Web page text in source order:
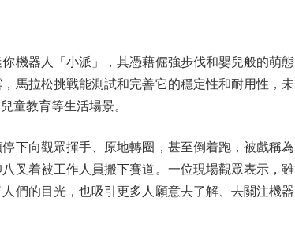
器人「小派」，其憑藉倔強步伐和嬰兒般的萌態
馬拉松挑戰能測試和完善它的穩定性和耐用性，未
童教育等生活場景。
向觀眾揮手、原地轉圈，甚至倒着跑，被戲稱為
叉着被工作人員搬下賽道。一位現場觀眾表示，雖
們的目光，也吸引更多人願意去了解、去關注機器